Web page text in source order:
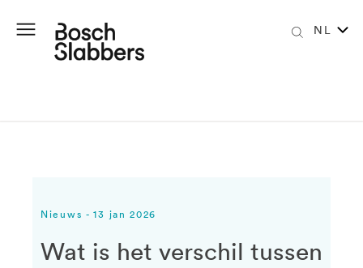
NL
Nieuws - 13 jan 2026
Wat is het verschil tussen